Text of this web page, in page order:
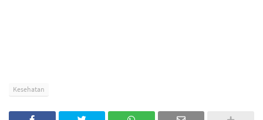
Kesehatan